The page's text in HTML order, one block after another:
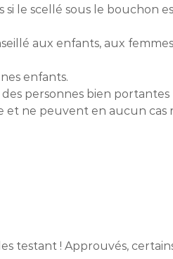
si le scellé sous le bouchon
aux enfants, aux
enfants.
personnes bien
et ne peuvent en aucun cas
testant ! Approuvés,